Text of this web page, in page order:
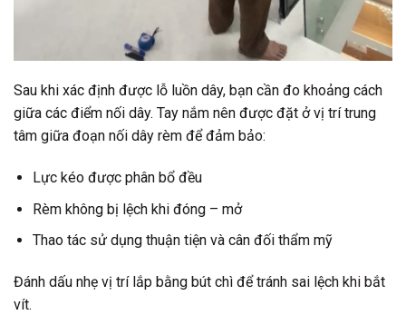
Sau khi xác định được lỗ luồn dây, bạn cần đo khoảng cách
giữa các điểm nối dây. Tay nắm nên được đặt ở vị trí trung
tâm giữa đoạn nối dây rèm để đảm bảo:
Lực kéo được phân bổ đều
Rèm không bị lệch khi đóng – mở
Thao tác sử dụng thuận tiện và cân đối thẩm mỹ
Đánh dấu nhẹ vị trí lắp bằng bút chì để tránh sai lệch khi bắt
vít.